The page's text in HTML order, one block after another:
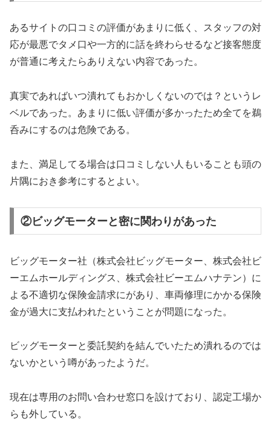
あるサイトの口コミの評価があまりに低く、スタッフの対
応が最悪でタメ口や一方的に話を終わらせるなど接客態度
が普通に考えたらありえない内容であった。
真実であればいつ潰れてもおかしくないのでは？というレ
ベルであった。あまりに低い評価が多かったため全てを鵜
呑みにするのは危険である。
また、満足してる場合は口コミしない人もいることも頭の
片隅におき参考にするとよい。
②ビッグモーターと密に関わりがあった
ビッグモーター社（株式会社ビッグモーター、株式会社ビ
ーエムホールディングス、株式会社ビーエムハナテン）に
よる不適切な保険金請求にがあり、車両修理にかかる保険
金が過大に支払われたということが問題になった。
ビッグモーターと委託契約を結んでいたため潰れるのでは
ないかという噂があったようだ。
現在は専用のお問い合わせ窓口を設けており、認定工場か
らも外している。